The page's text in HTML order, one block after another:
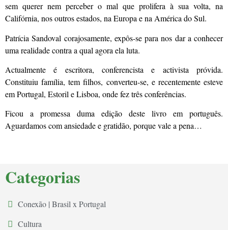
sem querer nem perceber o mal que prolifera à sua volta, na
Califórnia, nos outros estados, na Europa e na América do Sul.
Patrícia Sandoval corajosamente, expôs-se para nos dar a conhecer
uma realidade contra a qual agora ela luta.
Actualmente é escritora, conferencista e activista próvida.
Constituiu família, tem filhos, converteu-se, e recentemente esteve
em Portugal, Estoril e Lisboa, onde fez três conferências.
Ficou a promessa duma edição deste livro em português.
Aguardamos com ansiedade e gratidão, porque vale a pena…
Categorias
Conexão | Brasil x Portugal
Cultura